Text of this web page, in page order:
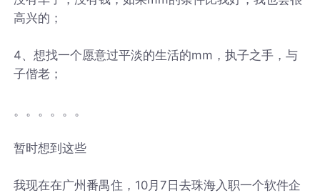
高兴的；
4、想找一个愿意过平淡的生活的mm，执子之手，与
子偕老；
。。。。。。
暂时想到这些
我现在在广州番禺住，10月7日去珠海入职一个软件企